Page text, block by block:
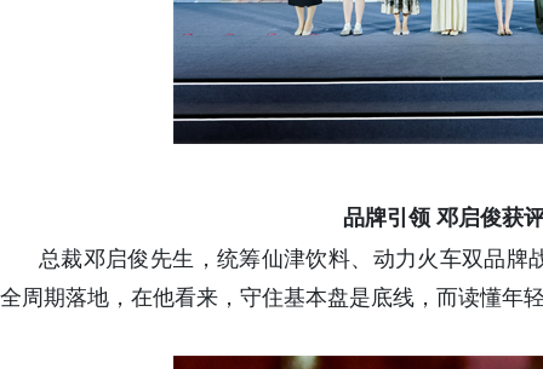
品牌引领 邓启俊获
总裁邓启俊先生，统筹仙津饮料、动力火车双品
全周期落地，在他看来，守住基本盘是底线，而读懂年